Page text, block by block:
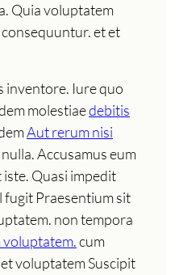
Quia voluptatem
et et
inventore. Iure quo
molestiaedebitis
Aut rerum nisi
Accusamus eum
Quasi impedit
fugit Praesentium sit
non tempora
cum
voluptatem Suscipit